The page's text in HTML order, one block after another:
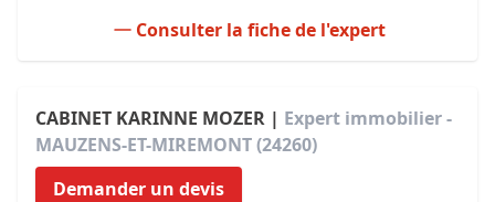
Consulter la fiche de l'expert
CABINET KARINNE MOZER | Expert immobilier -
MAUZENS-ET-MIREMONT (24260)
Demander un devis